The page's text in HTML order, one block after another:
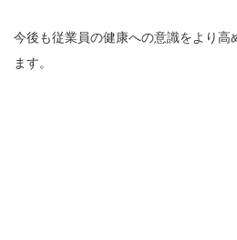
今後も従業員の健康への意識をより高
ます。